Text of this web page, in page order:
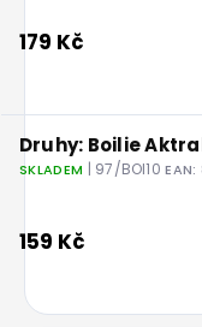
179 Kč
Druhy: Boilie
SKLADEM | 97/BOI10EAN:
159 Kč